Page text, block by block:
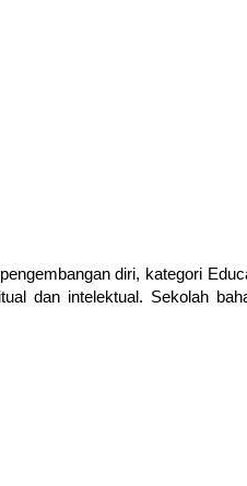
diri, kategori
dan intelektual. Sekolah